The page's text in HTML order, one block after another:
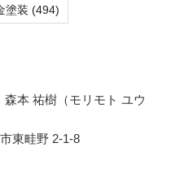
塗装 (494)
本 祐樹（モリモト ユウ
東畦野 2-1-8